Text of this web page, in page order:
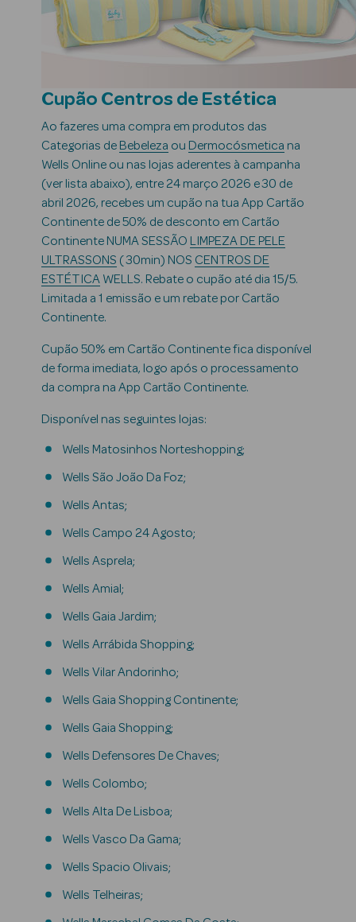
e Criança
Rosto e
Ver Tudo
Rosto
Séruns Faciais
Creme de Olhos
envelhecimento
Desmaquilhantes
Água Micelar
Solares
Faciais
Cupão Centros de Estética
Ao fazeres uma compra em produtos das
Categorias de Bebeleza ou Dermocósmetica na
Wells Online ou nas lojas aderentes à campanha
(ver lista abaixo), entre 24 março 2026 e 30 de
abril 2026, recebes um cupão na tua App Cartão
Continente de 50% de desconto em Cartão
Continente NUMA SESSÃO
LIMPEZA DE PELE
ULTRASSONS ( 30min) NOS CENTROS DE
ESTÉTICA WELLS. Rebate o cupão até dia 15/5.
Limitada a 1 emissão e um rebate por Cartão
Continente.
Cupão 50% em Cartão Continente fica disponível
de forma imediata, logo após o processamento
da compra na App Cartão Continente.
Disponível nas seguintes lojas:
Wells Matosinhos Norteshopping;
Wells São João Da Foz;
Wells Antas;
Wells Campo 24 Agosto;
Wells Asprela;
Wells Amial;
Wells Gaia Jardim;
Wells Arrábida Shopping;
Wells Vilar Andorinho;
Wells Gaia Shopping Continente;
Wells Gaia Shopping;
Wells Defensores De Chaves;
Wells Colombo;
Wells Alta De Lisboa;
Wells Vasco Da Gama;
Wells Spacio Olivais;
Wells Telheiras;